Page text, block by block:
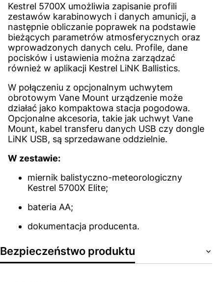
Kestrel 5700X umożliwia zapisanie profili
zestawów karabinowych i danych amunicji, a
następnie obliczanie poprawek na podstawie
bieżących parametrów atmosferycznych oraz
wprowadzonych danych celu. Profile, dane
pocisków i ustawienia można zarządzać
również w aplikacji Kestrel LiNK Ballistics.
W połączeniu z opcjonalnym uchwytem
obrotowym Vane Mount urządzenie może
działać jako kompaktowa stacja pogodowa.
Opcjonalne akcesoria, takie jak uchwyt Vane
Mount, kabel transferu danych USB czy dongle
LiNK USB, są sprzedawane oddzielnie.
W zestawie:
miernik balistyczno-meteorologiczny
Kestrel 5700X Elite;
bateria AA;
dokumentacja producenta.
Bezpieczeństwo produktu